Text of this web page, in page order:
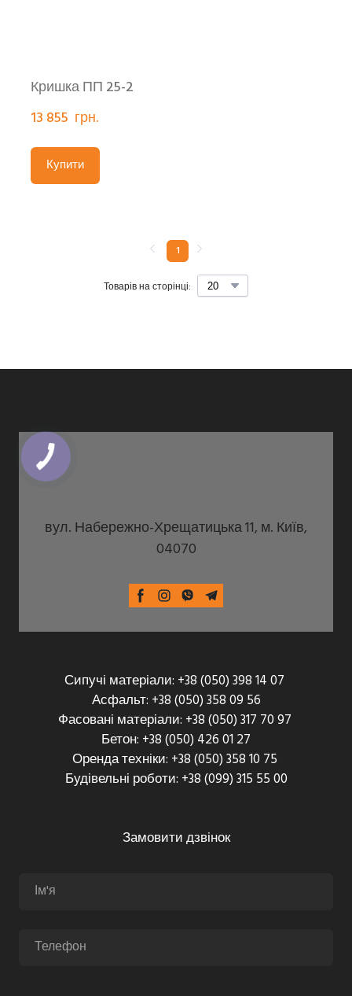
Кришка ПП 25-2
13 855  грн.
Купити
Товарів на сторінці:
1
вул. Набережно-Хрещатицька 11, м. Київ,
04070
Сипучі матеріали: +38 (050) 398 14 07
Асфальт: +38 (050) 358 09 56
Фасовані матеріали: +38 (050) 317 70 97
Бетон: +38 (050) 426 01 27
Оренда техніки: +38 (050) 358 10 75
Будівельні роботи: +38 (099) 315 55 00
Замовити дзвінок